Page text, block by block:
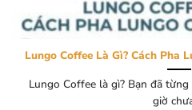
Lungo Coffee Là Gì? Cách Pha
Lungo Coffee là gì? Bạn đã
giờ